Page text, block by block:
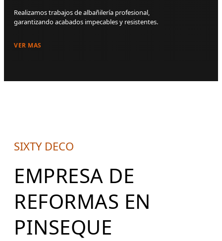
Realizamos trabajos de albañilería profesional,
garantizando acabados impecables y resistentes.
VER MAS
SIXTY DECO
EMPRESA DE
REFORMAS EN
PINSEQUE